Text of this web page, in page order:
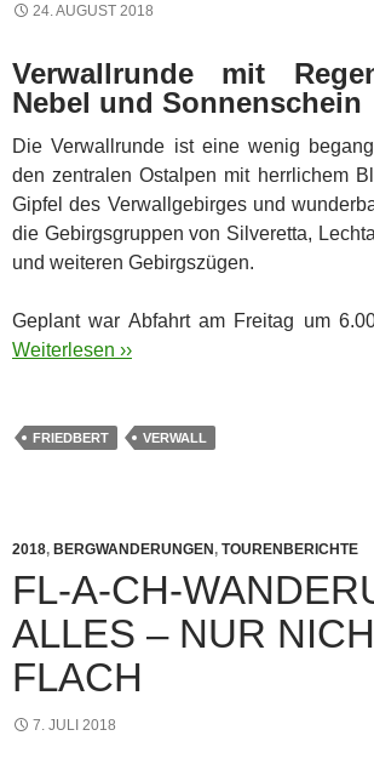
24. AUGUST 2018
Verwallrunde mit
Nebel und Sonnenschein
Die Verwallrunde ist eine wenig
den zentralen Ostalpen mit herrlichem
Gipfel des Verwallgebirges und
die Gebirgsgruppen von Silveretta,
und weiteren Gebirgszügen.
Geplant war Abfahrt am Freitag um
Weiterlesen ››
FRIEDBERT VERWALL
2018, BERGWANDERUNGEN, TOURENBERICHTE
FL-A-CH-
ALLES – NUR
FLACH
7. JULI 2018